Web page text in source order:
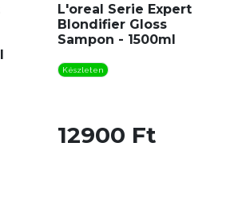
L'oreal Serie Expert
Blondifier Gloss
Sampon - 1500ml
Készleten
12900 Ft